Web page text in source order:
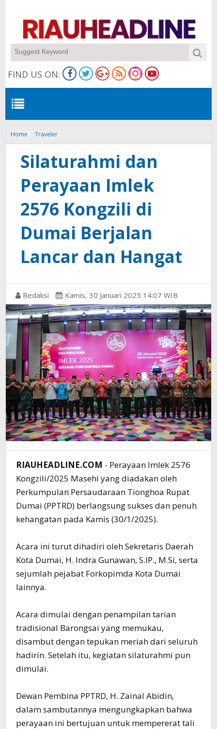
FIND US ON:
Home
Traveler
Silaturahmi dan Perayaan Imlek 2576 Kongzili di Dumai Berjalan
Silaturahmi dan
Perayaan Imlek
2576 Kongzili di
Dumai Berjalan
Lancar dan Hangat
Redaksi Kamis, 30 Januari 2025 14:07 WIB
RIAUHEADLINE.COM - Perayaan Imlek 2576
Kongzili/2025 Masehi yang diadakan oleh
Perkumpulan Persaudaraan Tionghoa Rupat
Dumai (PPTRD) berlangsung sukses dan penuh
kehangatan pada Kamis (30/1/2025).
Acara ini turut dihadiri oleh Sekretaris Daerah
Kota Dumai, H. Indra Gunawan, S.IP., M.Si, serta
sejumlah pejabat Forkopimda Kota Dumai
lainnya.
Acara dimulai dengan penampilan tarian
tradisional Barongsai yang memukau,
disambut dengan tepukan meriah dari seluruh
hadirin. Setelah itu, kegiatan silaturahmi pun
dimulai.
Dewan Pembina PPTRD, H. Zainal Abidin,
dalam sambutannya mengungkapkan bahwa
perayaan ini bertujuan untuk mempererat tali